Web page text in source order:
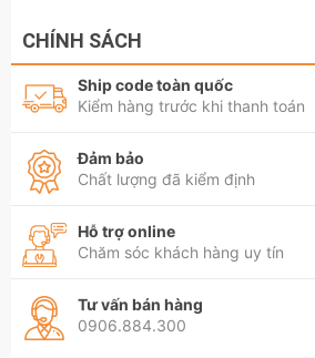
CHÍNH SÁCH
Ship code toàn quốc
Kiểm hàng trước khi thanh toán
Đảm bảo
Chất lượng đã kiểm định
Hỗ trợ online
Chăm sóc khách hàng uy tín
Tư vấn bán hàng
0906.884.300